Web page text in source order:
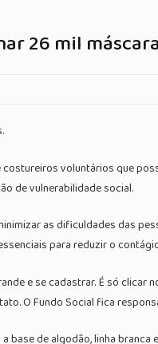
26 mil
voluntários que
de vulnerabilidade social.
as dificuldades das
para reduzir o
e se cadastrar. É só clicar
O Fundo Social fica
de algodão, linha